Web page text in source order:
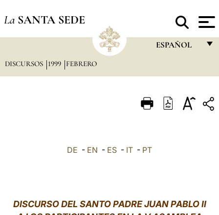
La SANTA SEDE
ESPAÑOL
ITALIANO
DISCURSOS 1999 FEBRERO
DE - EN - ES - IT - PT
DISCURSO DEL SANTO PADRE JUAN PABLO II